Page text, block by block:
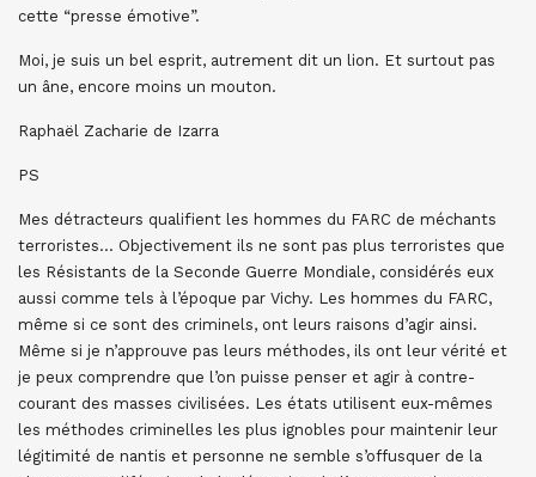
cette “presse émotive”.
Moi, je suis un bel esprit, autrement dit un lion. Et surtout pas
un âne, encore moins un mouton.
Raphaël Zacharie de Izarra
PS
Mes détracteurs qualifient les hommes du FARC de méchants
terroristes… Objectivement ils ne sont pas plus terroristes que
les Résistants de la Seconde Guerre Mondiale, considérés eux
aussi comme tels à l’époque par Vichy. Les hommes du FARC,
même si ce sont des criminels, ont leurs raisons d’agir ainsi.
Même si je n’approuve pas leurs méthodes, ils ont leur vérité et
je peux comprendre que l’on puisse penser et agir à contre-
courant des masses civilisées. Les états utilisent eux-mêmes
les méthodes criminelles les plus ignobles pour maintenir leur
légitimité de nantis et personne ne semble s’offusquer de la